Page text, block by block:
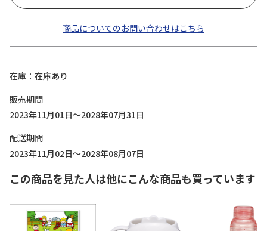
商品についてのお問い合わせはこちら
在庫
在庫あり
販売期間
2023年11月01日～2028年07月31日
配送期間
2023年11月02日～2028年08月07日
この商品を見た人は他にこんな商品も買っています